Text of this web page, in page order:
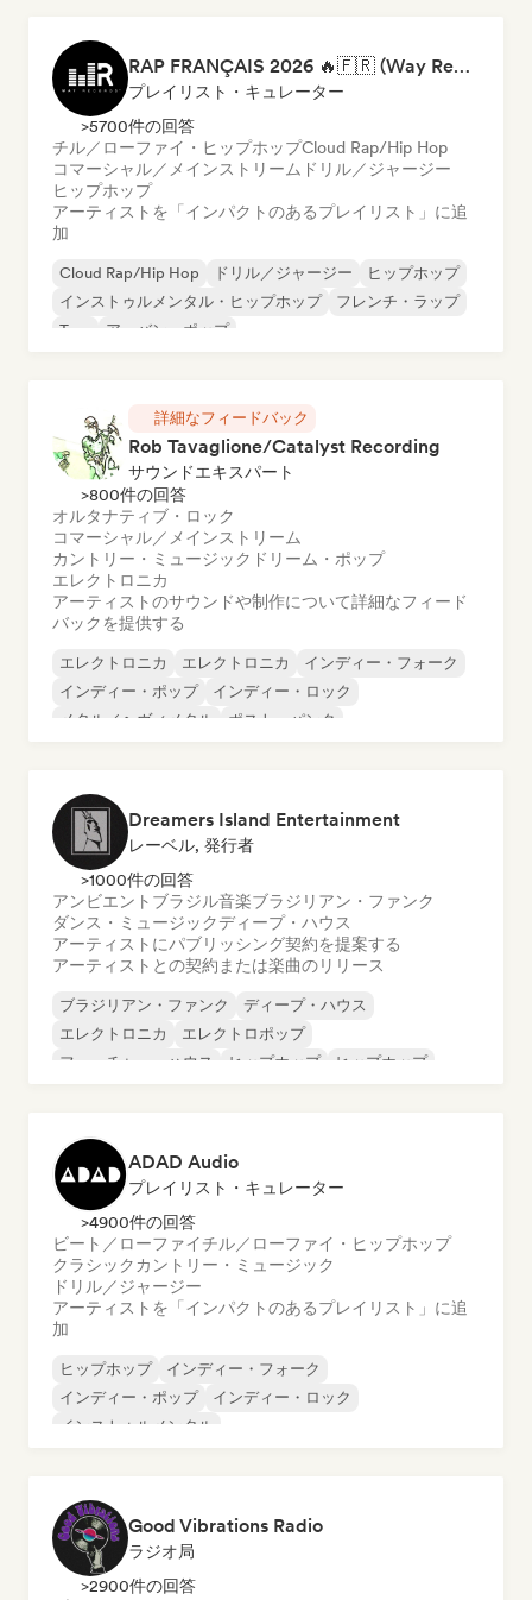
RAP FRANÇAIS 2026 🔥🇫🇷 (Way Records)
プレイリスト・キュレーター
>5700件の回答
チル／ローファイ・ヒップホップCloud Rap/Hip Hop
コマーシャル／メインストリーム ドリル／ジャージー
ヒップホップ
アーティストを「インパクトのあるプレイリスト」に追
加
Cloud Rap/Hip Hop ドリル／ジャージー
ヒップホップ
インストゥルメンタル・ヒップホップ
フレンチ・ラップ
Trap
アーバン・ポップ
詳細なフィードバック
Rob Tavaglione/Catalyst Recording
サウンドエキスパート
>800件の回答
オルタナティブ・ロック
コマーシャル／メインストリーム
カントリー・ミュージック ドリーム・ポップ
エレクトロニカ
アーティストのサウンドや制作について詳細なフィード
バックを提供する
エレクトロニカ エレクトロニカ
インディー・フォーク
インディー・ポップ
インディー・ロック
メタル／ヘヴィメタル
ポスト・パンク
Dreamers Island Entertainment
レーベル, 発行者
>1000件の回答
アンビエント ブラジル音楽ブラジリアン・ファンク
ダンス・ミュージックディープ・ハウス
アーティストにパブリッシング契約を提案する
アーティストとの契約または楽曲のリリース
ブラジリアン・ファンク
ディープ・ハウス
エレクトロニカ
エレクトロポップ
フューチャー・ハウス
ヒップホップ
ヒップホップ
ADAD Audio
プレイリスト・キュレーター
>4900件の回答
ビート／ローファイチル／ローファイ・ヒップホップ
クラシック カントリー・ミュージック
ドリル／ジャージー
アーティストを「インパクトのあるプレイリスト」に追
加
ヒップホップ
インディー・フォーク
インディー・ポップ
インディー・ロック
インストゥルメンタル
Good Vibrations Radio
ラジオ局
>2900件の回答